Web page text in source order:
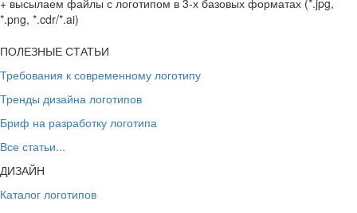
*.png, *.cdr/*.ai)
ПОЛЕЗНЫЕ СТАТЬИ
Требования к современному логотипу
Тренды дизайна логотипов
Бриф на разработку логотипа
Все статьи...
ДИЗАЙН
Каталог логотипов